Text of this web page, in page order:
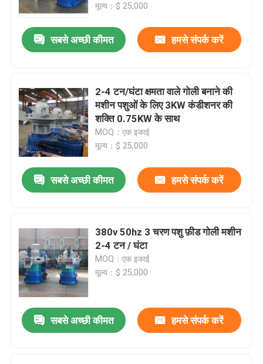
मूल्य：$ 25,000
सबसे अच्छी कीमत हमसे संपर्क करें
2-4 टन/घंटा क्षमता वाले गोली बनाने की
मशीन पशुओं के लिए 3KW कंडीशनर की
शक्ति 0.75KW के साथ
MOQ：एक इकाई
मूल्य：$ 25,000
सबसे अच्छी कीमत हमसे संपर्क करें
380v 50hz 3 चरण पशु फ़ीड गोली मशीन
2-4 टन / घंटा
MOQ：एक इकाई
मूल्य：$ 25,000
सबसे अच्छी कीमत हमसे संपर्क करें